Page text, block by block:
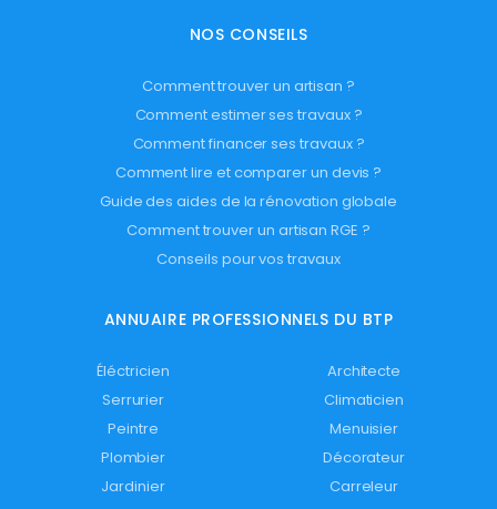
NOS CONSEILS
Comment trouver un artisan ?
Comment estimer ses travaux ?
Comment financer ses travaux ?
Comment lire et comparer un devis ?
Guide des aides de la rénovation globale
Comment trouver un artisan RGE ?
Conseils pour vos travaux
ANNUAIRE PROFESSIONNELS DU BTP
Éléctricien
Architecte
Serrurier
Climaticien
Peintre
Menuisier
Plombier
Décorateur
Jardinier
Carreleur